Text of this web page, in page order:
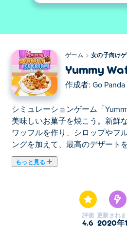
ゲーム 女の子向け
Yummy
作成者: Go
シミュレーションゲーム「
美味しいお菓子を焼こう。新鮮
ワッフルを作り、シロップやフ
ングを加えて、最高のデザート
もっと見る
評価
4.6
更新され
2020年